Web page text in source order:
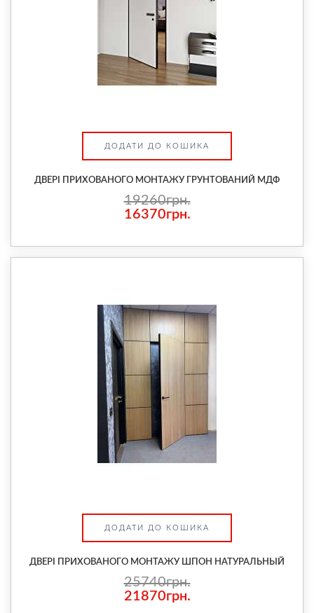
ДОДАТИ ДО КОШИКА
ДВЕРІ ПРИХОВАНОГО МОНТАЖУ ГРУНТОВАНИЙ МДФ
19260грн.
16370грн.
ДОДАТИ ДО КОШИКА
ДВЕРІ ПРИХОВАНОГО МОНТАЖУ ШПОН НАТУРАЛЬНЫЙ
25740грн.
21870грн.